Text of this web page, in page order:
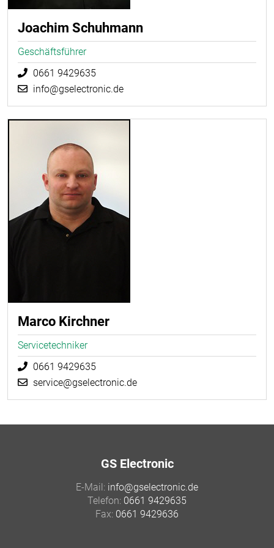
Joachim Schuhmann
Geschäftsführer
0661 9429635
info@gselectronic.de
Marco Kirchner
Servicetechniker
0661 9429635
service@gselectronic.de
GS Electronic
E-Mail: info@gselectronic.de
Telefon: 0661 9429635
Fax: 0661 9429636